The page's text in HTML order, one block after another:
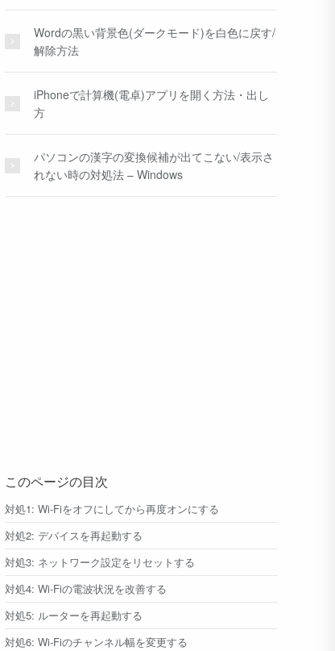
Wordの黒い背景色(ダークモード)を白色に戻す/
解除方法
iPhoneで計算機(電卓)アプリを開く方法・出し
方
パソコンの漢字の変換候補が出てこない/表示さ
れない時の対処法 – Windows
このページの目次
対処1: Wi-Fiをオフにしてから再度オンにする
対処2: デバイスを再起動する
対処3: ネットワーク設定をリセットする
対処4: Wi-Fiの電波状況を改善する
対処5: ルーターを再起動する
対処6: Wi-Fiのチャンネル幅を変更する